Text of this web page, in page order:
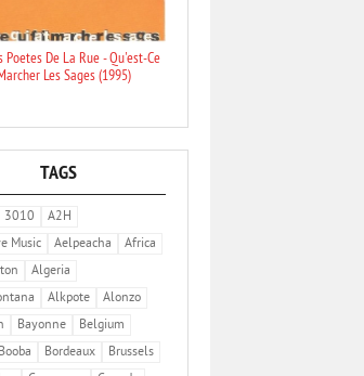
Poetes De La Rue - Qu'est-Ce
Les Sages (1995)
TAGS
3010
A2H
Music
Aelpeacha
Africa
Algeria
Alkpote
Alonzo
Bayonne
Belgium
Booba Bordeaux
Brussels